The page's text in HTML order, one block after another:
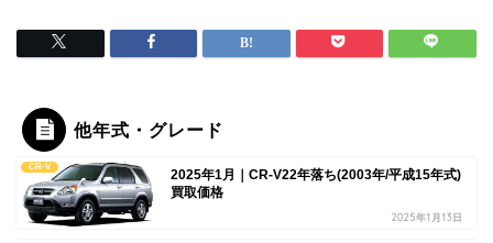
他年式・グレード
CR-V
2025年1月｜CR-V22年落ち(2003年/平成15年式)
買取価格
2025年1月13日